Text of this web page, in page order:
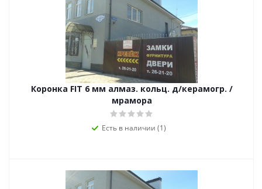
Коронка FIT 6 мм алмаз. кольц. д/керамогр. /
мрамора
Есть в наличии (1)